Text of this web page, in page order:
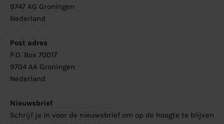
9747 AG Groningen
Nederland
Post adres
P.O. Box 70017
9704 AA Groningen
Nederland
Nieuwsbrief
Schrijf je in voor de nieuwsbrief om op de hoogte te blijven